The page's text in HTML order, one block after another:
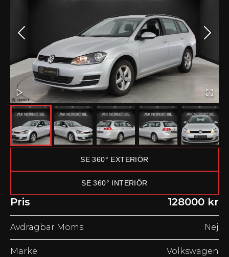
SE 360° EXTERIÖR
SE 360° INTERIÖR
Pris 128000 kr
Avdragbar Moms Nej
Märke Volkswagen